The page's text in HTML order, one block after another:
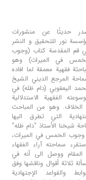
حديثًا عن منشورات
نور للتحقیق و النشر
قم المقدسة كتاب (وجوب
في المیراث) وهو
فقهية معمقة لما افاده
المرجع الديني الشيخ
اليعقوبي (دام ظله) في
الفقهية الاستدلالية
الخلاف. وهو من المباحث
التي تطرق اليها
شيخنا الأستاذ "دام ظله"
الخمس في الميراث،
سماحته آراء الفقهاء
ووصل الى أنه في
ثلاثة أقوال وناقشها وفق
والقواعد الإجتهادية